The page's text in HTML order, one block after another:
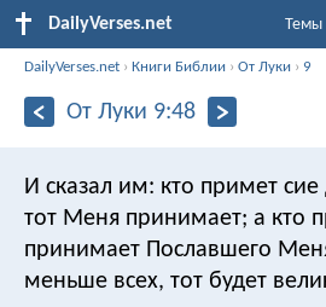
DailyVerses.net Темы
DailyVerses.net ›Книги Библии ›От Луки › 9
От Луки 9:48
И сказал им: кто примет
тот Меня принимает; а кто
принимает Пославшего
меньше всех, тот будет